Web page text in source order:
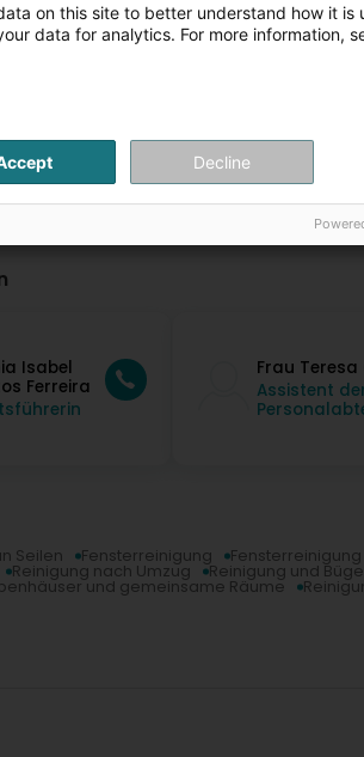
Isabel
Ferreira
Frau Teresa
Assistent
Seilen Fensterreinigung Fensterreinigung
Reinigung nach Umzug Reinigung und
und gemeinsame Räume
on this site to better understand how it is
data for analytics. For more information,
Decline